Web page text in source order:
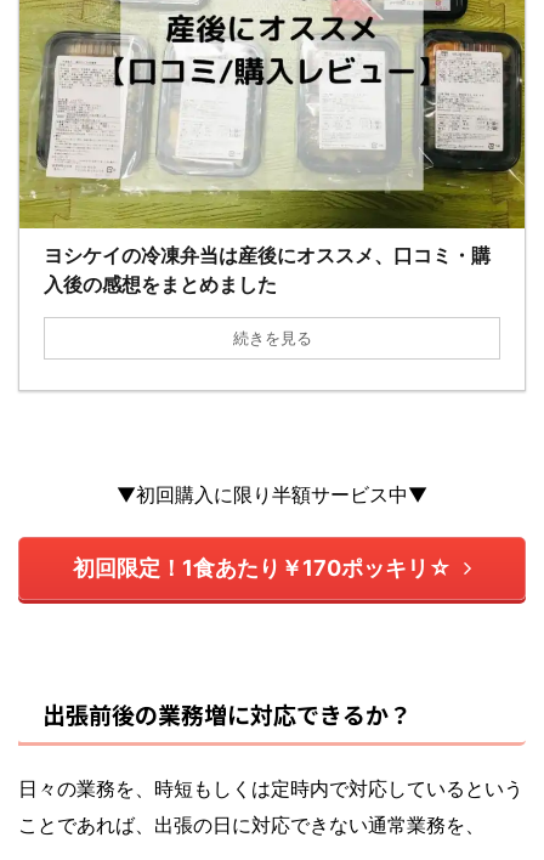
ヨシケイの冷凍弁当は産後にオススメ、口コミ・購
入後の感想をまとめました
続きを見る
▼初回購入に限り半額サービス中▼
初回限定！1食あたり￥170ポッキリ☆
出張前後の業務増に対応できるか？
日々の業務を、時短もしくは定時内で対応しているという
ことであれば、出張の日に対応できない通常業務を、